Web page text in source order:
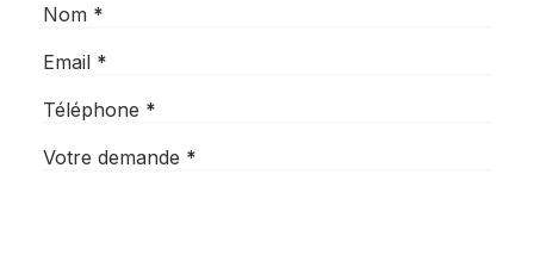
Nom *
Email *
Téléphone *
Votre demande *